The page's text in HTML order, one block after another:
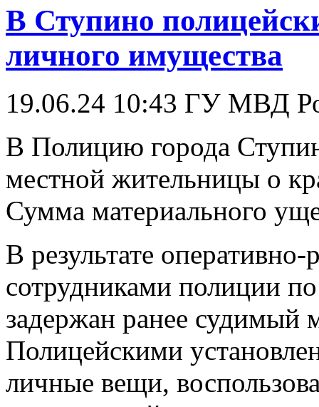
В Ступино
личного имущества
19.06.24 10:43 ГУ МВД
В Полицию города
местной жительницы о
Сумма материального
В результате
сотрудниками полиции
задержан ранее судимый
Полицейскими
личные вещи,